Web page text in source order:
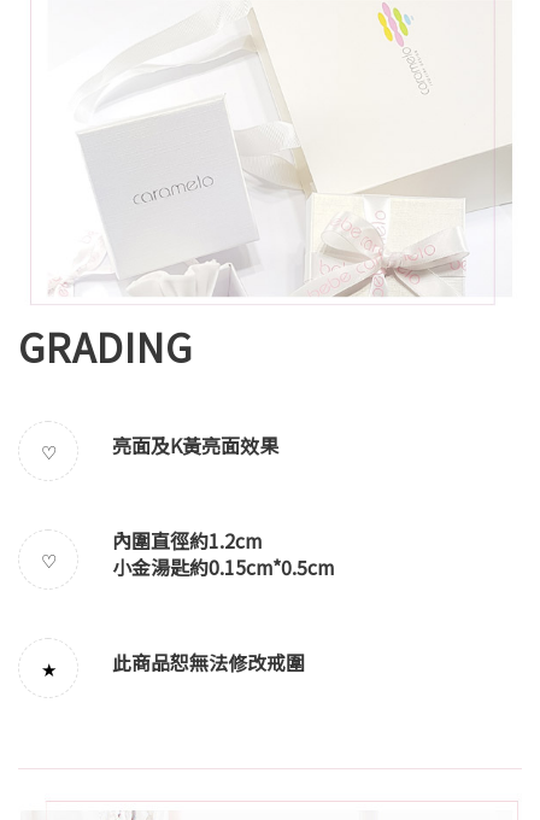
GRADING
♡ 亮面及K黃亮面效果
♡
內圍直徑約1.2cm
小金湯匙約0.15cm*0.5cm
★ 此商品恕無法修改戒圍